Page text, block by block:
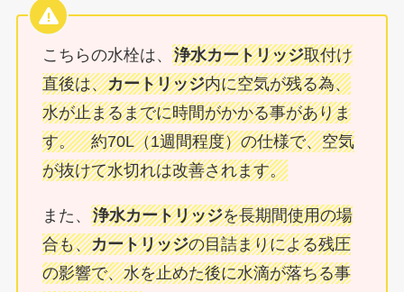
こちらの水栓は、 浄水カートリッジ取付け
直後は、カートリッジ内に空気が残る為、
水が止まるまでに時間がかかる事がありま
す。 約70L（1週間程度）の仕様で、空気
が抜けて水切れは改善されます。
また、 浄水カートリッジを長期間使用の場
合も、カートリッジの目詰まりによる残圧
の影響で、水を止めた後に水滴が落ちる事